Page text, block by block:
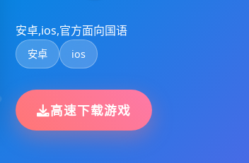
安卓,ios,官方面向国语
安卓 ios
高速下载游戏